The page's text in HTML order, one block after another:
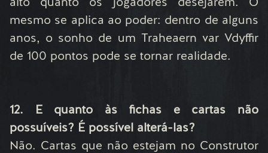
alto quanto os jogadores desejarem. O
mesmo se aplica ao poder: dentro de alguns
anos, o sonho de um Traheaern var Vdyffir
de 100 pontos pode se tornar realidade.
12. E quanto às fichas e cartas não
possuíveis? É possível alterá-las?
Não. Cartas que não estejam no Construtor